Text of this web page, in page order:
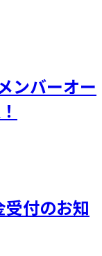
ンバーオー
受付のお知